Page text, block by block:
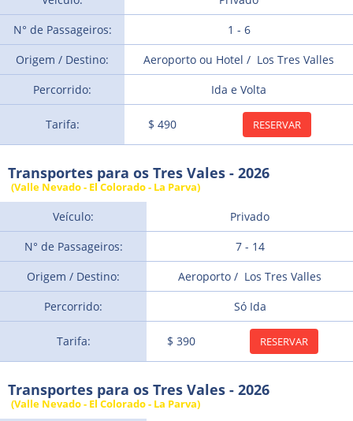
N° de Passageiros:
1 - 6
Origem / Destino:
Aeroporto ou Hotel / Los Tres Valles
Percorrido:
Ida e Volta
Tarifa: $ 490 RESERVAR
Transportes para os Tres Vales - 2026
(Valle Nevado - El Colorado - La Parva)
Veículo:
Privado
N° de Passageiros:
7 - 14
Origem / Destino:
Aeroporto / Los Tres Valles
Percorrido:
Só Ida
Tarifa: $ 390 RESERVAR
Transportes para os Tres Vales - 2026
(Valle Nevado - El Colorado - La Parva)